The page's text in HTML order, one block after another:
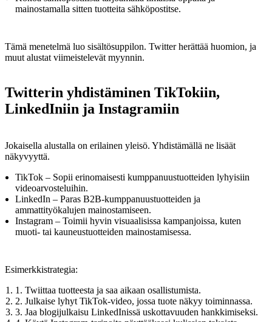
mainostamalla sitten tuotteita sähköpostitse.
Tämä menetelmä luo sisältösuppilon. Twitter herättää huomion, ja
muut alustat viimeistelevät myynnin.
Twitterin yhdistäminen TikTokiin,
LinkedIniin ja Instagramiin
Jokaisella alustalla on erilainen yleisö. Yhdistämällä ne lisäät
näkyvyyttä.
TikTok – Sopii erinomaisesti kumppanuustuotteiden lyhyisiin
videoarvosteluihin.
LinkedIn – Paras B2B-kumppanuustuotteiden ja
ammattityökalujen mainostamiseen.
Instagram – Toimii hyvin visuaalisissa kampanjoissa, kuten
muoti- tai kauneustuotteiden mainostamisessa.
Esimerkkistrategia:
1. Twiittaa tuotteesta ja saa aikaan osallistumista.
2. Julkaise lyhyt TikTok-video, jossa tuote näkyy toiminnassa.
3. Jaa blogijulkaisu LinkedInissä uskottavuuden hankkimiseksi.